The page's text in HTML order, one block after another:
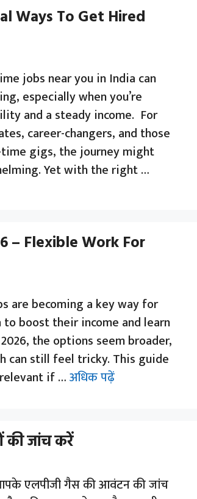
Ways To Get Hired
jobs near you in India can
especially when you’re
and a steady income. For
career-changers, and those
gigs, the journey might
Yet with the right …
– Flexible Work For
are becoming a key way for
to boost their income and learn
the options seem broader,
can still feel tricky. This guide
if …अधिक पढ़ें
की जांच करें
एलपीजी गैस की आवंटन की जांच